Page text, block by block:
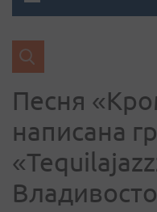
Песня
написана